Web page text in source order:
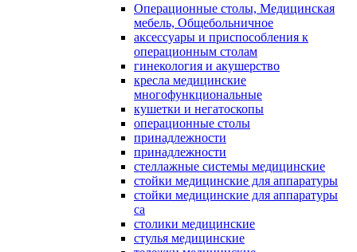
Операционные столы, Медицинская
мебель, Общебольничное
аксессуары и приспособления к
операционным столам
гинекология и акушерство
кресла медицинские
многофункциональные
кушетки и негатоскопы
операционные столы
принадлежности
принадлежности
стеллажные системы медицинские
стойки медицинские для аппаратуры
стойки медицинские для аппаратуры
са
столики медицинские
стулья медицинские